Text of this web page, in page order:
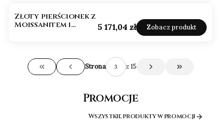
Złoty pierścionek z
Moissanitem i
Cena
5 171,04 zł Zobacz produkt
Wróć do pierwszej strony z produktami
Strona z 15 Przejdź do
Promocje
Wszystkie produkty w promocji